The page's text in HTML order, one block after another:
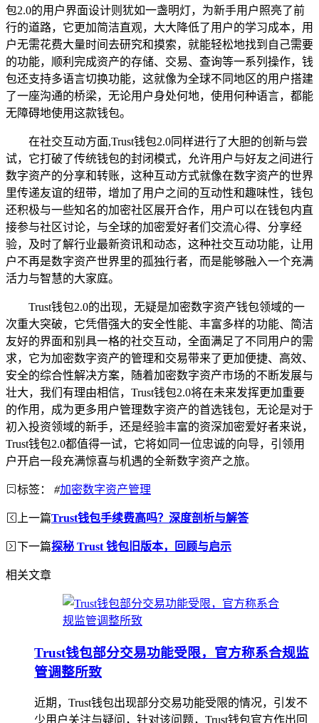
包2.0的用户界面设计则犹如一盏明灯，为新手用户照亮了前
行的道路，它更加简洁直观，大大降低了用户的学习成本，用
户无需花费大量时间去研究和摸索，就能轻松地找到自己需要
的功能，顺利完成资产的存储、交易、查询等一系列操作，钱
包还支持多语言切换功能，这就像为全球不同地区的用户搭建
了一座沟通的桥梁，无论用户身处何地，使用何种语言，都能
无障碍地使用这款钱包。
在社交互动方面,Trust钱包2.0同样进行了大胆的创新与尝
试，它打破了传统钱包的封闭模式，允许用户与好友之间进行
数字资产的分享和转账，这种互动方式就像在数字资产的世界
里传递友谊的纽带，增加了用户之间的互动性和趣味性，钱包
还积极与一些知名的加密社区展开合作，用户可以在钱包内直
接参与社区讨论，与全球的加密爱好者们交流心得、分享经
验，及时了解行业最新资讯和动态，这种社交互动功能，让用
户不再是数字资产世界里的孤独行者，而是能够融入一个充满
活力与智慧的大家庭。
Trust钱包2.0的出现，无疑是加密数字资产钱包领域的一
次重大突破，它凭借强大的安全性能、丰富多样的功能、简洁
友好的界面和别具一格的社交互动，全面满足了不同用户的需
求，它为加密数字资产的管理和交易带来了更加便捷、高效、
安全的综合性解决方案，随着加密数字资产市场的不断发展与
壮大，我们有理由相信，Trust钱包2.0将在未来发挥更加重要
的作用，成为更多用户管理数字资产的首选钱包，无论是对于
初入投资领域的新手，还是经验丰富的资深加密爱好者来说，
Trust钱包2.0都值得一试，它将如同一位忠诚的向导，引领用
户开启一段充满惊喜与机遇的全新数字资产之旅。
标签： #加密数字资产管理
上一篇Trust钱包手续费高吗？深度剖析与解答
下一篇探秘 Trust 钱包旧版本，回顾与启示
相关文章
Trust钱包部分交易功能受限，官方称系合规监
管调整所致
近期，Trust钱包出现部分交易功能受限的情况，引发不
少用户关注与疑问，针对该问题，Trust钱包官方作出回